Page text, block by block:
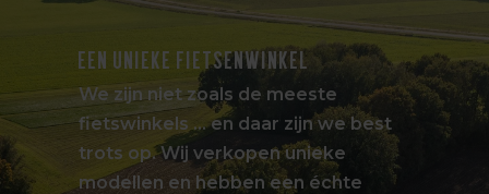
EEN UNIEKE FIETSENWINKEL
We zijn niet zoals de meeste
fietswinkels … en daar zijn we best
trots op. Wij verkopen unieke
modellen en hebben een échte